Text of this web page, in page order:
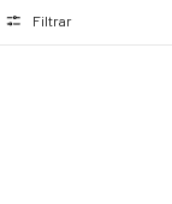
Filtrar